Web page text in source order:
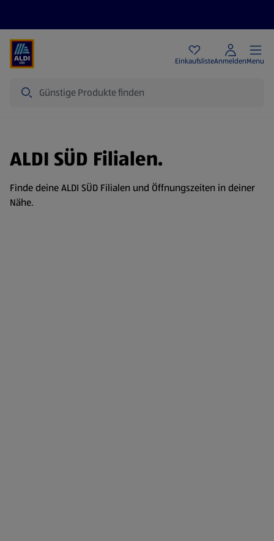
EinkaufslisteAnmeldenMenu
ALDI SÜD Filialen.
Finde deine ALDI SÜD Filialen und Öffnungszeiten in deiner
Nähe.